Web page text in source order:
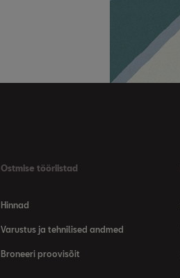
Ostmise tööriistad
Hinnad
Varustus ja tehnilised andmed
Broneeri proovisõit